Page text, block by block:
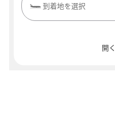
到着地を選択
往復で異なるクラスで検索
開く